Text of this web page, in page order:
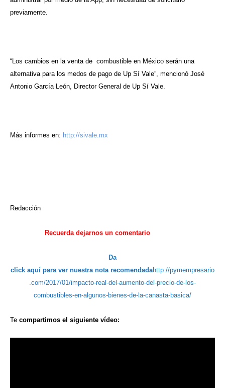
previamente.
“Los cambios en la venta de combustible en México serán una
alternativa para los medos de pago de Up Sí Vale”, mencionó José
Antonio García León, Director General de Up Sí Vale.
Más informes en: http://sivale.mx
Redacción
Recuerda dejarnos un comentario
Da
click aquí para ver nuestra nota recomendadahttp://pymempresario
.com/2017/01/impacto-real-del-aumento-del-precio-de-los-
combustibles-en-algunos-bienes-de-la-canasta-basica/
Te compartimos el siguiente vídeo: